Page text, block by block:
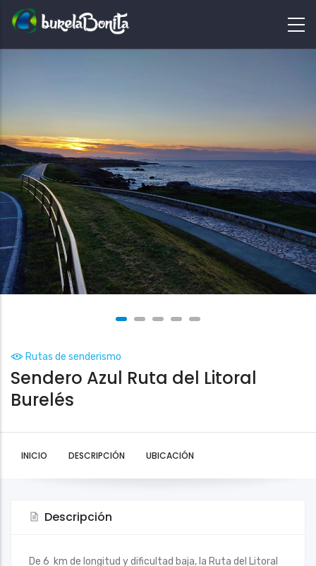
Rutas de senderismo
Sendero Azul Ruta del Litoral
Burelés
INICIO DESCRIPCIÓN UBICACIÓN
Descripción
De 6 km de longitud y dificultad baja, la Ruta del Litoral